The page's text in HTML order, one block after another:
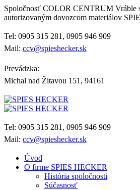
Spoločnosť COLOR CENTRUM Vráble
autorizovaným dovozcom materiálov
Tel: 0905 315 281, 0905 946 909
Mail: ccv@spieshecker.sk
Prevádzka:
Michal nad Žitavou 151, 94161
Tel: 0905 315 281, 0905 946 909
Mail: ccv@spieshecker.sk
Úvod
O firme SPIES HECKER
História spoločnosti
Súčasnosť